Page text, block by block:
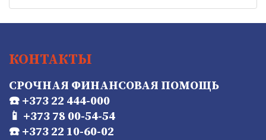
КОНТАКТЫ
СРОЧНАЯ ФИНАНСОВАЯ ПОМОЩЬ
☎️ +373 22 444-000
📱 +373 78 00-54-54
☎️ +373 22 10-60-02